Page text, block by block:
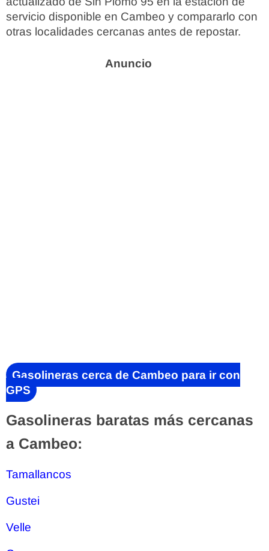
servicio disponible en Cambeo y compararlo con
otras localidades cercanas antes de repostar.
Gasolineras cerca de Cambeo para ir con
GPS
Gasolineras baratas más cercanas
a Cambeo:
Tamallancos
Gustei
Velle